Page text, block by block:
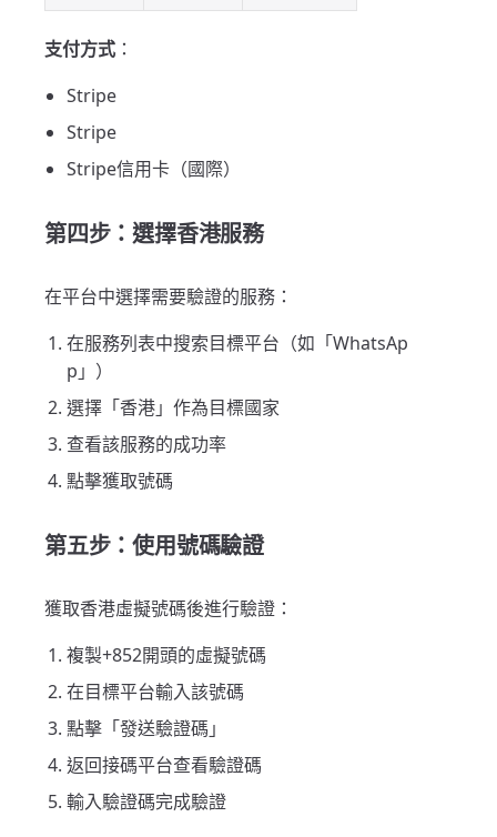
支付方式 ：
Stripe
Stripe
Stripe信用卡（國際）
第四步：選擇香港服務
在平台中選擇需要驗證的服務：
在服務列表中搜索目標平台（如「WhatsAp
p」）
選擇「香港」作為目標國家
查看該服務的成功率
點擊獲取號碼
第五步：使用號碼驗證
獲取香港虛擬號碼後進行驗證：
複製+852開頭的虛擬號碼
在目標平台輸入該號碼
點擊「發送驗證碼」
返回接碼平台查看驗證碼
輸入驗證碼完成驗證